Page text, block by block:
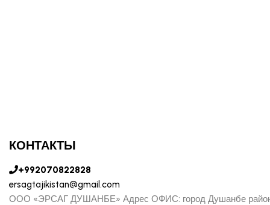
КОНТАКТЫ
+992070822828
ersagtajikistan@gmail.com
ООО «ЭРСАГ ДУШАНБЕ» Адрес ОФИС: город Душанбе